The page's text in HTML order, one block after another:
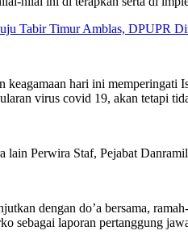
Tabir Timur Amblas, DPUPR
hari ini
virus covid 19, akan tetapi
lain Perwira Staf, Pejabat
dengan do’a bersama,
sebagai laporan pertanggung